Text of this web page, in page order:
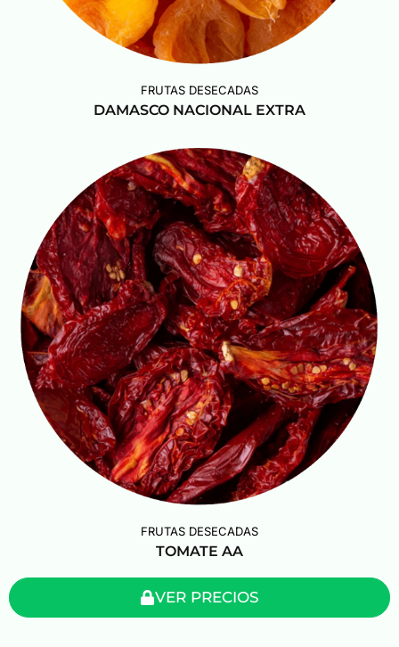
FRUTAS DESECADAS
DAMASCO NACIONAL EXTRA
FRUTAS DESECADAS
TOMATE AA
VER PRECIOS